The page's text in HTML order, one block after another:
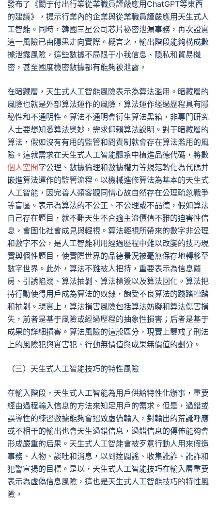
發布了《關于付出行業從業職員謹嚴應用ChatGPT等東西
的建議》，提示行業內的企業與從業職員謹嚴應用天生式人
工智能。同時，韓國三星公司芯片秘密泄漏事務，再次證實
這一風險已由隱患走向實際。概言之，輸出階段能夠構成數
據泄露風險，這些數據不局限于小我信息、隱私和貿易機
密，甚至國度機密數據都有能夠被泄露。
在暗藏層，天生式人工智能風險表示為算法濫用。暗藏層的
風險也就是外部算法運作的風險，算法運作經過歷程具有隱
秘性和不通明性。算法不通明會衍生算法黑箱，非專門研究
人士要想知悉算法奧妙，需求仰賴算法說明。對于暗藏層的
算法，假如沒有有用的監管和問責制就會存在算法濫用的風
險。這就需求在天生式人工智能體系中植進品德代碼，將數
個人空間字公理、數據倫理和數據權力等規范轉化為代碼并
嵌進算法運作的監管流程。以機械進修算法為基本的天生式
人工智能，因完善人類客觀同情心故自然存在公理疏忽戰爭
等盲區。表示為算法的不公正、不公理或不品德，假如算法
自己存在題目，就不難天生不合適主流價值不雅的迫害性信
息，會固化社會成見與輕視。算法輕視所帶來的數字非公理
和數字不公，是人工智能利用經過歷程中難以改變的技巧現
實與個性題目，使實際世界的品德景況被毫無保存地轉移至
數字世界。此外，算法不難被人把持，重要表示為信息繭
房、引誘陷溺、算法抽剝、算法標簽以及算法回化。算法把
持行動使得用戶成為算法的奴隸，飽受不良算法的踐踏糟踏
和抽剝。現實上，算法損害風險包括算法妨礙和算法傷害損
失，前者是基于風險或經過歷程的抽象性損害；后者是基于
成果的詳細損害。算法風險的這般區分，現實上鑒戒了刑法
上的風險犯與實害犯、行動無價值與成果無價值的劃分。
（三）天生式人工智能技巧的特性風險
在輸入階段，天生式人工智能為用戶供給特性化辦事，重要
經由過程輸入信息的方法來知足用戶的需求。但是，過錯或
誤導性的練習數據能夠會招致虛偽輸入，對輸出的荒誕呼應
或不相干的輸出也會天生過錯信息，過錯信息的傳佈能夠會
形成嚴重的后果。天生式人工智能會被歹意行動人用來假造
事務、人物、談吐和消息，以到達闢謠、收集訛詐、訛詐和
犯警宣揚的目標。是以，天生式人工智能技巧在輸入層重要
表示為虛偽信息風險，這也是天生式人工智能技巧的特性風
險。